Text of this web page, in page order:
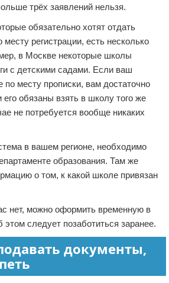
трёх заявлений нельзя.
обязательно хотят отдать
регистрации, есть несколько
в Москве некоторые школы
с детскими садами. Если ваш
месту прописки, вам достаточно
его обязаны взять в школу того же
не потребуется вообще никаких
в вашем регионе, необходимо
образования. Там же
о том, к какой школе привязан
нет, можно оформить временную в
следует позаботиться заранее.
документы,